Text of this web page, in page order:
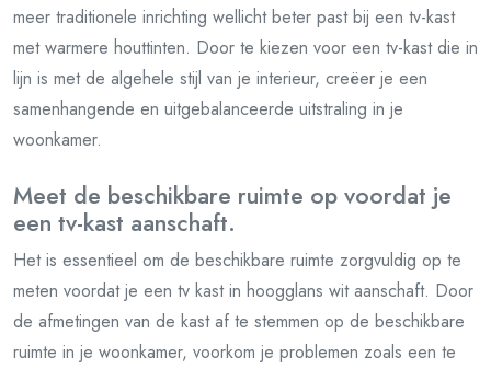
meer traditionele inrichting wellicht beter past bij een tv-kast
met warmere houttinten. Door te kiezen voor een tv-kast die in
lijn is met de algehele stijl van je interieur, creëer je een
samenhangende en uitgebalanceerde uitstraling in je
woonkamer.
Meet de beschikbare ruimte op voordat je
een tv-kast aanschaft.
Het is essentieel om de beschikbare ruimte zorgvuldig op te
meten voordat je een tv kast in hoogglans wit aanschaft. Door
de afmetingen van de kast af te stemmen op de beschikbare
ruimte in je woonkamer, voorkom je problemen zoals een te